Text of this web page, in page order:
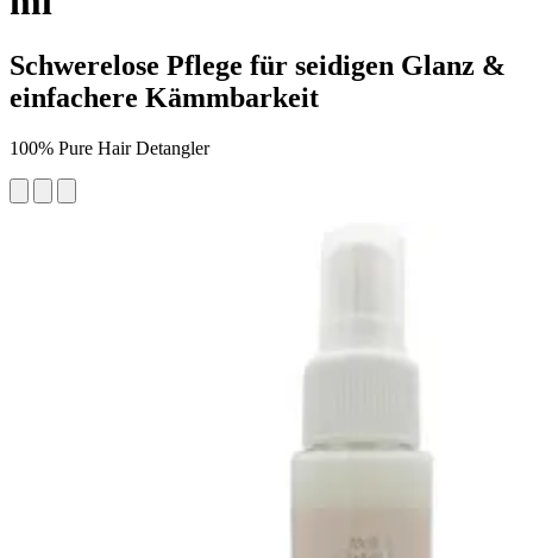
Schwerelose Pflege für seidigen Glanz &
einfachere Kämmbarkeit
100% Pure Hair Detangler